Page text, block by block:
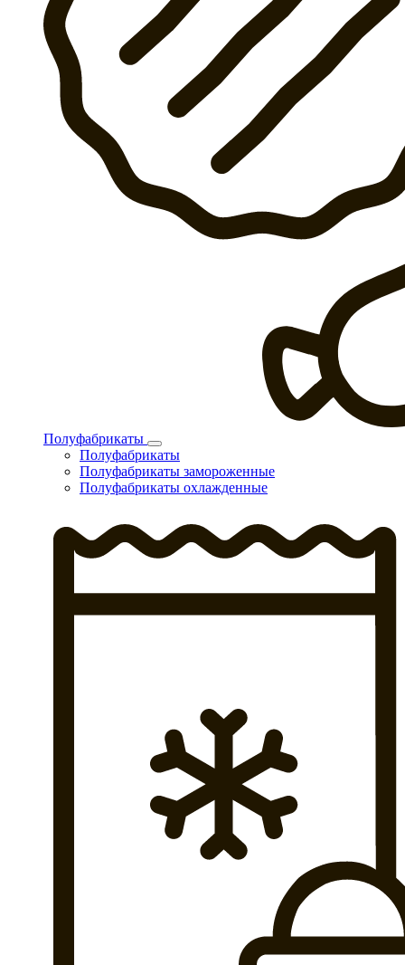
Полуфабрикаты
Полуфабрикаты
Полуфабрикаты замороженные
Полуфабрикаты охлажденные